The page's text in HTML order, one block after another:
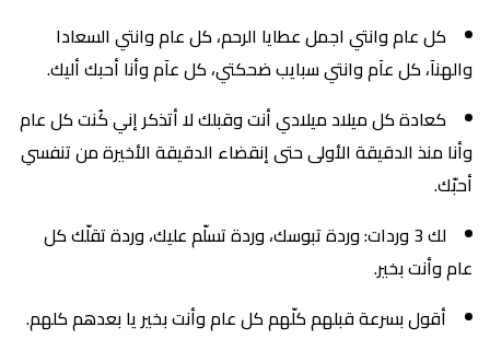
كل عام وانتي اجمل عطايا الرحم، كل عام وانتي السعادا
والهنآ، كل عآم وانتي سبايب ضحكتي، كل عآم وأنا أحبك أليك.
كعادة كل ميلاد ميلادي أنت وقبلك لا أتذكر إني كُنت كل عام
وأنا منذ الدقيقة الأولى حتى إنقضاء الدقيقة الأخيرة من تنفسي
أحبّك.
لك 3 وردات: وردة تبوسك، وردة تسلّم عليك، وردة تقلّك كل
عام وأنت بخير.
أقول بسرعة قبلهم كلّهم كل عام وأنت بخير يا بعدهم كلهم.